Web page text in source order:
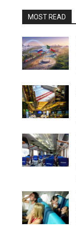
MOST READ